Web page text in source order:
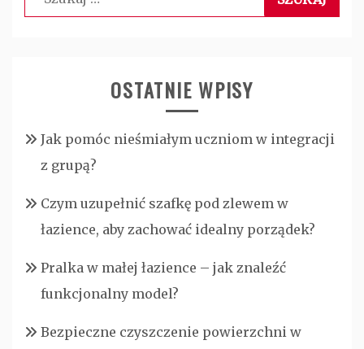
OSTATNIE WPISY
Jak pomóc nieśmiałym uczniom w integracji
z grupą?
Czym uzupełnić szafkę pod zlewem w
łazience, aby zachować idealny porządek?
Pralka w małej łazience – jak znaleźć
funkcjonalny model?
Bezpieczne czyszczenie powierzchni w